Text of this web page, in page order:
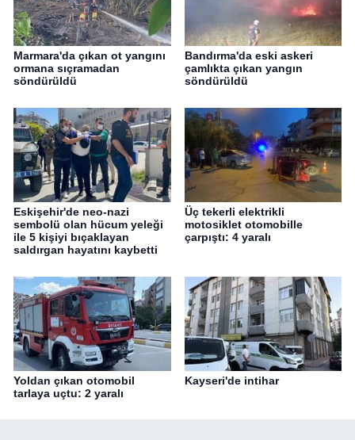
Marmara'da çıkan ot yangını
ormana sıçramadan
söndürüldü
Bandırma'da eski askeri
çamlıkta çıkan yangın
söndürüldü
Eskişehir'de neo-nazi
sembolü olan hücum yeleği
ile 5 kişiyi bıçaklayan
saldırgan hayatını kaybetti
Üç tekerli elektrikli
motosiklet otomobille
çarpıştı: 4 yaralı
Yoldan çıkan otomobil
tarlaya uçtu: 2 yaralı
Kayseri'de intihar